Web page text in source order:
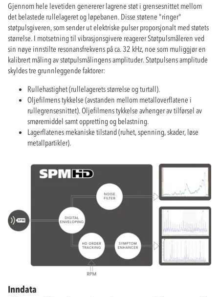
Gjennom hele levetiden genererer lagrene støt i grensesnittet mellom
det belastede rullelageret og løpebanen. Disse støtene "ringer"
støtpulsgiveren, som sender ut elektriske pulser proporsjonalt med støtets
størrelse. I motsetning til vibrasjonsgivere reagerer Støtpulsmåleren ved
sin nøye innstilte resonansfrekvens på ca. 32 kHz, noe som muliggjør en
kalibrert måling av støtpulsmålingens amplituder. Støtpulsens amplitude
skyldes tre grunnleggende faktorer:
Rullehastighet (rullelagerets størrelse og turtall).
Oljefilmens tykkelse (avstanden mellom metalloverflatene i
rullegrensesnittet). Oljefilmens tykkelse avhenger av tilførsel av
smøremiddel samt oppretting og belastning.
Lagerflatenes mekaniske tilstand (ruhet, spenning, skader, løse
metallpartikler).
Inndata